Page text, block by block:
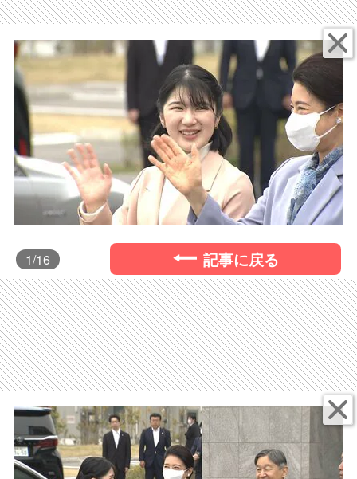
1/16 記事に戻る